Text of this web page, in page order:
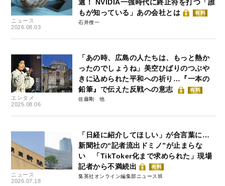
ニュース
2026.08.03
選！ NVIDIA一強時代に終止符を打つ「誰
もが知っている」あの会社とは
有料
石井僚一
エンタメ
2025.08.06
「あの時、広島の人たちは、もっと熱か
ったのでしょうね」美空ひばりのつぶや
きに込められた平和への祈り…『一本の
鉛筆』で伝えた反戦への意志
有料
佐藤剛
ニュース
2026.07.18
「日経に紹介してほしい」が合言葉に…
新聞社の“記者流出ドミノ”が止まらな
い 「TikToker化まで求められた」現場
記者から不満続出
有料
集英社オンライン編集部ニュース班